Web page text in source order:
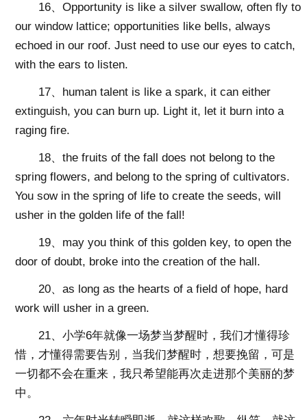
16、Opportunity is like a silver swallow, often fly to
our window lattice; opportunities like bells, always
echoed in our roof. Just need to use our eyes to catch,
with the ears to listen.
17、human talent is like a spark, it can either
extinguish, you can burn up. Light it, let it burn into a
raging fire.
18、the fruits of the fall does not belong to the
spring flowers, and belong to the spring of cultivators.
You sow in the spring of life to create the seeds, will
usher in the golden life of the fall!
19、may you think of this golden key, to open the
door of doubt, broke into the creation of the hall.
20、as long as the hearts of a field of hope, hard
work will usher in a green.
21、小学6年就像一场梦当梦醒时，我们才懂得珍
惜，才懂得需要告别，当我们梦醒时，想要挽留，可是
一切都不会在重来，我只希望能再次走进那个美丽的梦
中。